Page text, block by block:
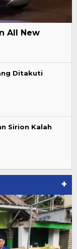
All New
Ditakuti
Sirion Kalah
+